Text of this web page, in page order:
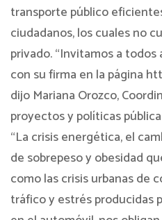
transporte público
ciudadanos, los cuales no
privado. “Invitamos a todos
con su firma en la página
dijo Mariana Orozco,
proyectos y políticas
“La crisis energética, el
de sobrepeso y obesidad
como las crisis urbanas de
tráfico y estrés producidas